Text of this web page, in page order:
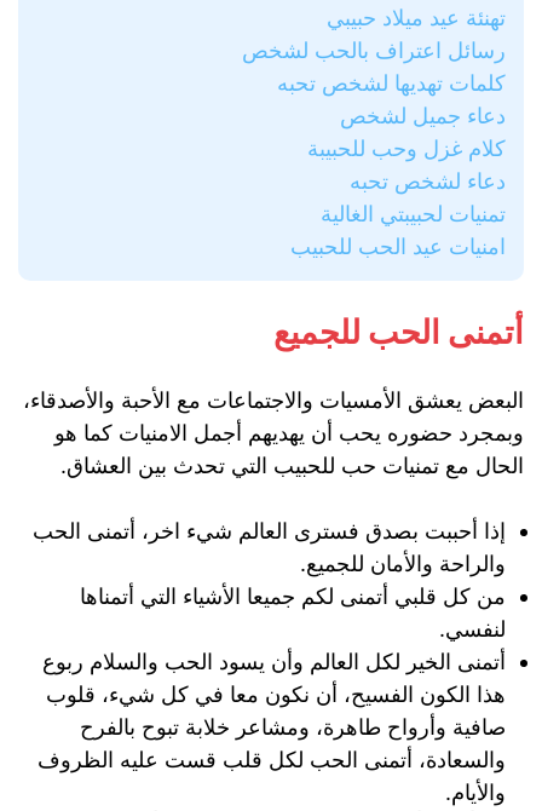
تهنئة عيد ميلاد حبيبي
رسائل اعتراف بالحب لشخص
كلمات تهديها لشخص تحبه
دعاء جميل لشخص
كلام غزل وحب للحبيبة
دعاء لشخص تحبه
تمنيات لحبيبتي الغالية
امنيات عيد الحب للحبيب
أتمنى الحب للجميع
البعض يعشق الأمسيات والاجتماعات مع الأحبة والأصدقاء،
وبمجرد حضوره يحب أن يهديهم أجمل الامنيات كما هو
الحال مع تمنيات حب للحبيب التي تحدث بين العشاق.
إذا أحببت بصدق فسترى العالم شيء اخر، أتمنى الحب
والراحة والأمان للجميع.
من كل قلبي أتمنى لكم جميعا الأشياء التي أتمناها
لنفسي.
أتمنى الخير لكل العالم وأن يسود الحب والسلام ربوع
هذا الكون الفسيح، أن نكون معا في كل شيء، قلوب
صافية وأرواح طاهرة، ومشاعر خلابة تبوح بالفرح
والسعادة، أتمنى الحب لكل قلب قست عليه الظروف
والأيام.